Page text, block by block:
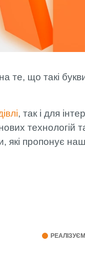
те, що такі
, так і для
технологій
які пропонує